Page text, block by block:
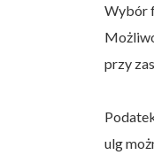
Wybór
przy
ulg